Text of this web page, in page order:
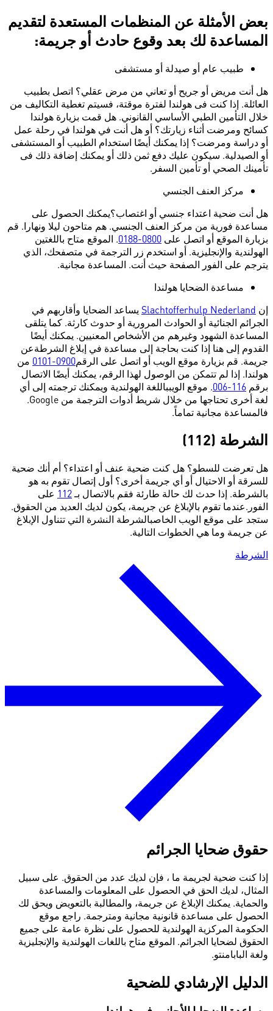
بعض الأمثلة عن المنظمات المستعدة لتقديم
المساعدة لك بعد وقوع حادث أو جريمة:
طبيب عام أو صيدلة أو مستشفى
هل أنت مريض أو جريح أو تعاني من مرض عقلي؟ اتصل بطبيب
العائلة. إذا كنت فى هولندا لفترة موقتة، فسيتم تغطية التكاليف من
خلال التأمين الطبي الأساسي القانوني. هل قمت بزيارة هولندا
كسائح ومرضت أثناء زيارتك؟ أو هل أنت في هولندا في رحلة عمل
أو دراسة ومرضت؟ إذا يمكنك أيضًا استخدام الطبيب أو المستشفى
أو الصيدلية. سيكون عليك دفع ثمن ذلك أو يمكنك إضافة ذلك فى
تأمينك الصحي أو تأمين السفر.
مركز العنف الجنسي
هل أنت ضحية اعتداء جنسي أو اغتصاب؟يمكنك الحصول على
مساعدة فورية من مركز العنف الجنسي. هم متاحون ليلا ونهارا. قم
بزيارة الموقع أو اتصل على 0800-0188
. الموقع متاح باللغتين
الهولندية والإنجليزية. أو استخدم زر الترجمة في متصفحك، الذي
يترجم على الفور الصفحة حيث أنت. المساعدة مجانية.
مساعدة الضحايا هولندا
إن Slachtofferhulp Nederland يساعد الضحايا وأقاربهم في
الجرائم الجنائية أو الحوادث المرورية أو حدوث كارثة. كما يتلقى
المساعدة الشهود وغيرهم من الأشخاص المعنيين. يمكنك أيضًا
القدوم إلى هنا إذا كنت بحاجة إلى مساعدة في إبلاغ الشرطةعن
جريمة. قم بزيارة موقع الويب أو اتصل على الرقم0900-0101
من
هولندا. إذا لم تتمكن من الوصول لهذا الرقم، يمكنك أيضًا الاتصال
برقم 116-006
. موقع الويبباللغة الهولندية ويمكنك ترجمته إلى أي
لغة أخرى تحتاجها من خلال شريط أدوات الترجمة من Google.
فالمساعدة مجانية تماماً.
الشرطة (112)
هل تعرضت للسطو؟ هل كنت ضحية عنف أو اعتداء؟ أم أنك ضحية
للسرقة أو الاحتيال أو أي جريمة أخرى؟ أول إتصال تقوم به هو
بالشرطة. إذا حدث لك حالة طارئة فقم بالاتصال بـ112 على
الفور.عندما تقوم بالإبلاغ عن جريمة، يكون لديك العديد من الحقوق.
ستجد على موقع الويب الخاصبالشرطة النشرة التي تتناول الإبلاغ
عن جريمة وما هي الخطوات التالية.
الشرطة
حقوق ضحايا الجرائم
إذا كنت ضحية لجريمة ما ، فإن لديك عدد من الحقوق. على سبيل
المثال، لديك الحق في الحصول على المعلومات والمساعدة
والحماية. يمكنك الإبلاغ عن جريمة، والمطالبة بالتعويض ويحق لك
الحصول على مساعدة قانونية مجانية ومترجمة. راجع موقع
الحكومة المركزية الهولندية للحصول على نظرة عامة على جميع
الحقوق لضحايا الجرائم. الموقع متاح باللغات الهولندية والإنجليزية
ولغة البابامنتو.
الدليل الإرشادي للضحية